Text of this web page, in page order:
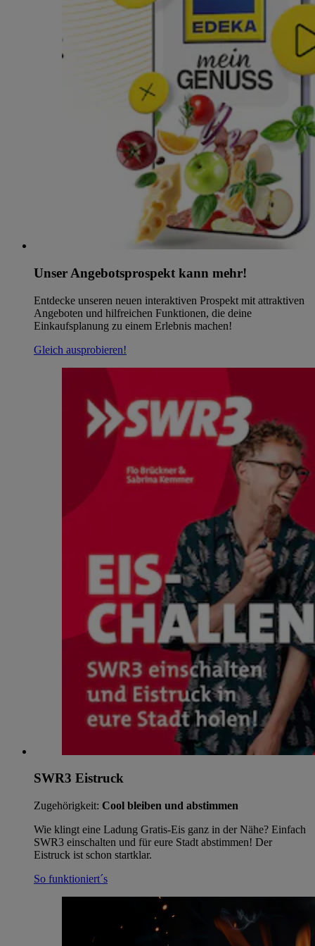
Unser Angebotsprospekt kann mehr!
Entdecke unseren neuen interaktiven Prospekt mit attraktiven
Angeboten und hilfreichen Funktionen, die deine
Einkaufsplanung zu einem Erlebnis machen!
Gleich ausprobieren!
SWR3 Eistruck
Zugehörigkeit: Cool bleiben und abstimmen
Wie klingt eine Ladung Gratis-Eis ganz in der Nähe? Einfach
SWR3 einschalten und für eure Stadt abstimmen! Der
Eistruck ist schon startklar.
So funktioniert´s